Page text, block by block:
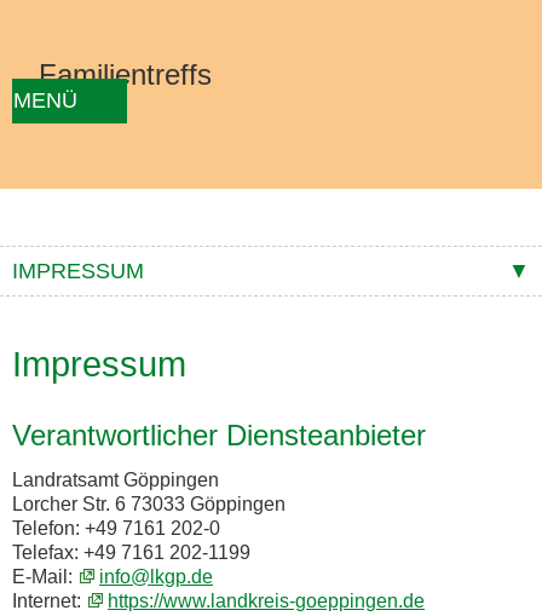
MENÜ
KONZEPT KONTAKTE
Familientreffs
IMPRESSUM
Impressum
Verantwortlicher Diensteanbieter
Landratsamt Göppingen
Lorcher Str. 6 73033 Göppingen
Telefon: +49 7161 202-0
Telefax: +49 7161 202-1199
E-Mail:
info@lkgp.de
Internet:
https://www.landkreis-goeppingen.de